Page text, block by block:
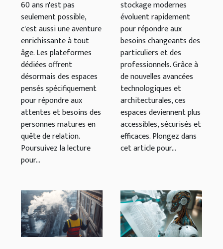
pour trouver
l'amour
60 ans n'est pas
seulement possible,
c'est aussi une aventure
enrichissante à tout
âge. Les plateformes
dédiées offrent
désormais des espaces
pensés spécifiquement
pour répondre aux
attentes et besoins des
personnes matures en
quête de relation.
Poursuivez la lecture
pour...
modernes
stockage modernes
évoluent rapidement
pour répondre aux
besoins changeants des
particuliers et des
professionnels. Grâce à
de nouvelles avancées
technologiques et
architecturales, ces
espaces deviennent plus
accessibles, sécurisés et
efficaces. Plongez dans
cet article pour...